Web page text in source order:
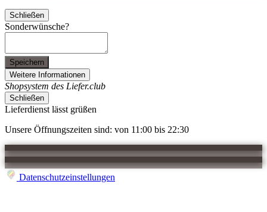
Schließen
Sonderwünsche?
Speichern
Weitere Informationen
Shopsystem des Liefer.club
Schließen
Lieferdienst lässt grüßen
Unsere Öffnungszeiten sind: von 11:00 bis 22:30
Datenschutzeinstellungen